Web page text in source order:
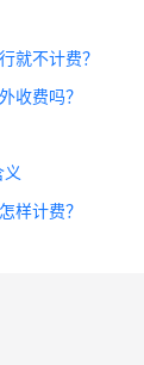
就不计费？
收费吗？
样计费？